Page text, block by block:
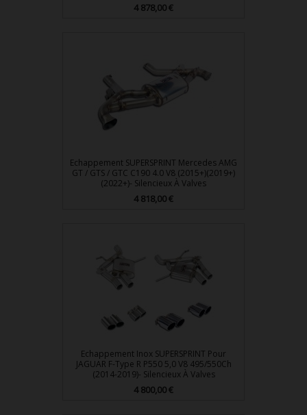
Prix
4 878,00 €
Echappement SUPERSPRINT Mercedes AMG
GT / GTS / GTC C190 4.0 V8 (2015+)(2019+)
(2022+)- Silencieux À Valves
Prix
4 818,00 €
Echappement Inox SUPERSPRINT Pour
JAGUAR F-Type R P550 5,0 V8 495/550Ch
(2014-2019)- Silencieux À Valves
Prix
4 800,00 €